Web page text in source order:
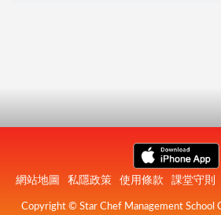
網站地圖 私隱政策 使用條款 課堂守則
Copyright © Star Chef Management School